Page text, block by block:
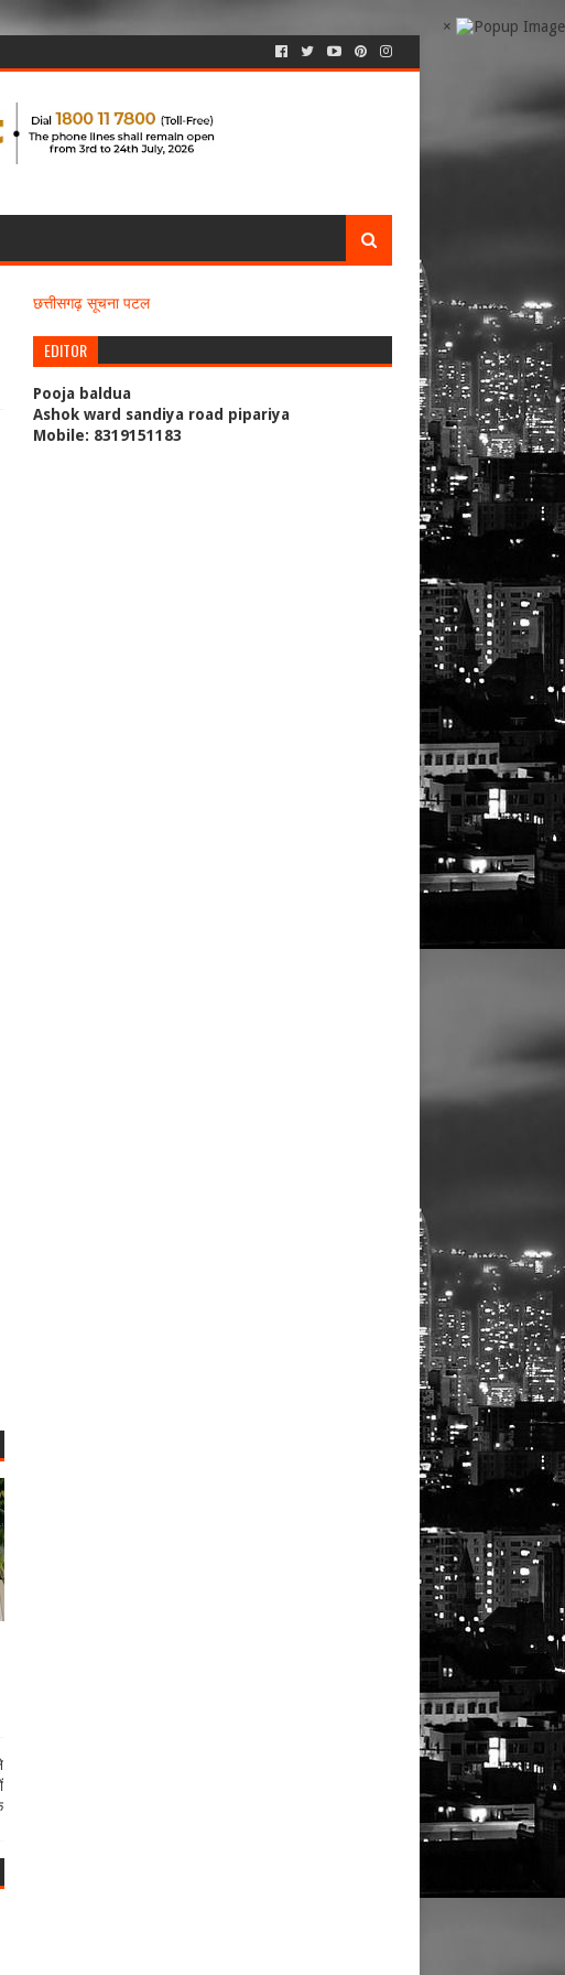
×
छत्तीसगढ़ सूचना पटल
EDITOR
Pooja baldua
Ashok ward sandiya road pipariya
Mobile: 8319151183